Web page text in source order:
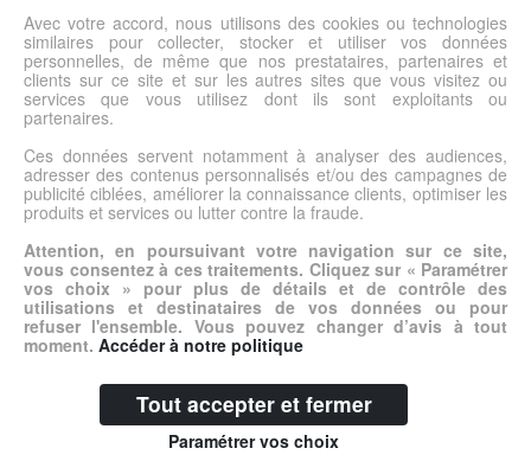
etc.L: 19 cm - l: 4 cm - H: 9 cm.
Voir l'offre
© DSh0p 2026 -Accueil - Mentions légales
Avec votre accord, nous utilisons des cookies ou technologies
similaires pour collecter, stocker et utiliser vos données
personnelles, de même que nos prestataires, partenaires et
clients sur ce site et sur les autres sites que vous visitez ou
services que vous utilisez dont ils sont exploitants ou
partenaires.
Ces données servent notamment à analyser des audiences,
adresser des contenus personnalisés et/ou des campagnes de
publicité ciblées, améliorer la connaissance clients, optimiser les
produits et services ou lutter contre la fraude.
Attention, en poursuivant votre navigation sur ce site,
vous consentez à ces traitements. Cliquez sur « Paramétrer
vos choix » pour plus de détails et de contrôle des
utilisations et destinataires de vos données ou pour
refuser l'ensemble. Vous pouvez changer d’avis à tout
moment. Accéder à notre politique
Tout accepter et fermer
Paramétrer vos choix